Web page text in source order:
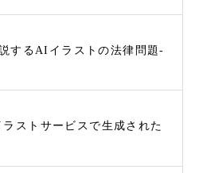
するAIイラストの法律問題-
ストサービスで生成された